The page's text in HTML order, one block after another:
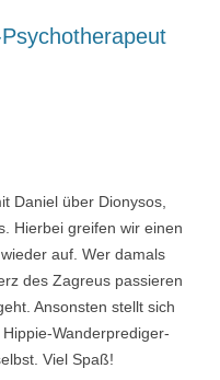
Daniel über Dionysos,
Hierbei greifen wir einen
auf. Wer damals
des Zagreus passieren
Ansonsten stellt sich
Wanderprediger-
Viel Spaß!